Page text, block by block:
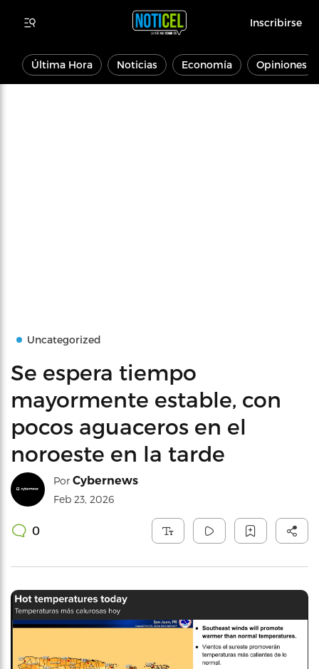
Inscribirse
Última Hora Noticias Economía Opiniones
Uncategorized
Se espera tiempo
mayormente estable, con
pocos aguaceros en el
noroeste en la tarde
Por Cybernews
Feb 23, 2026
0